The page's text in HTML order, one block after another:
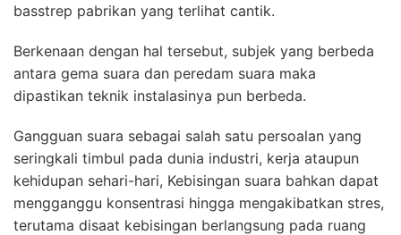
basstrep pabrikan yang terlihat cantik.
Berkenaan dengan hal tersebut, subjek yang berbeda
antara gema suara dan peredam suara maka
dipastikan teknik instalasinya pun berbeda.
Gangguan suara sebagai salah satu persoalan yang
seringkali timbul pada dunia industri, kerja ataupun
kehidupan sehari-hari, Kebisingan suara bahkan dapat
mengganggu konsentrasi hingga mengakibatkan stres,
terutama disaat kebisingan berlangsung pada ruang